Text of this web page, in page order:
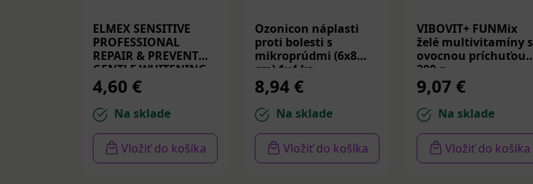
ELMEX SENSITIVE
PROFESSIONAL
REPAIR & PREVENT
GENTLE WHITENING,
zubná pasta 75 ml
4,60 €
Na sklade
Vložiť do košíka
Ozonicon náplasti
proti bolesti s
mikroprúdmi (6x8
cm) 1x4 ks
8,94 €
Na sklade
Vložiť do košíka
VIBOVIT+ FUNMix
želé multivitamíny s
ovocnou príchuťou
200 g
9,07 €
Na sklade
Vložiť do košíka